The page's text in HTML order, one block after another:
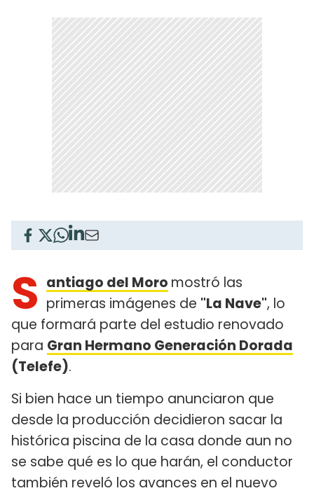
S antiago del Moro mostró las
primeras imágenes de "La Nave", lo
que formará parte del estudio renovado
para Gran Hermano Generación Dorada
(Telefe).
Si bien hace un tiempo anunciaron que
desde la producción decidieron sacar la
histórica piscina de la casa donde aun no
se sabe qué es lo que harán, el conductor
también reveló los avances en el nuevo